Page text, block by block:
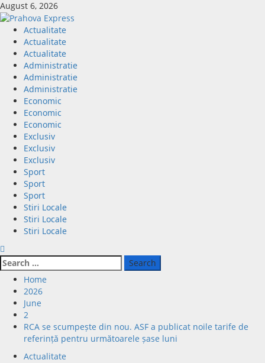
Skip
to
content
August 6, 2026
Primary
Menu
Actualitate
Actualitate
Actualitate
Administratie
Administratie
Administratie
Economic
Economic
Economic
Exclusiv
Exclusiv
Exclusiv
Sport
Sport
Sport
Stiri Locale
Stiri Locale
Stiri Locale
Search
for:
Home
2026
June
2
RCA se scumpește din nou. ASF a publicat noile tarife de
referință pentru următoarele șase luni
Actualitate